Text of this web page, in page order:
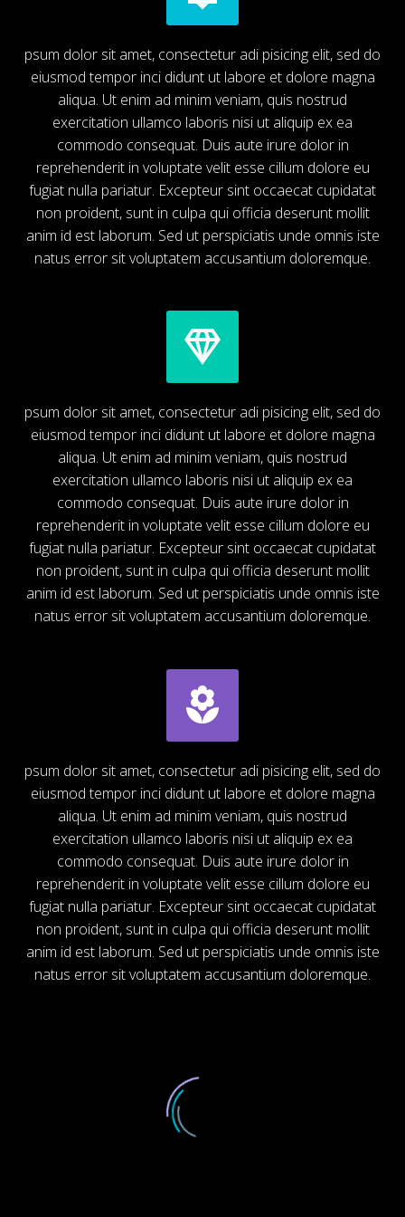
psum dolor sit amet, consectetur adi pisicing elit, sed do
eiusmod tempor inci didunt ut labore et dolore magna
aliqua. Ut enim ad minim veniam, quis nostrud
exercitation ullamco laboris nisi ut aliquip ex ea
commodo consequat. Duis aute irure dolor in
reprehenderit in voluptate velit esse cillum dolore eu
fugiat nulla pariatur. Excepteur sint occaecat cupidatat
non proident, sunt in culpa qui officia deserunt mollit
anim id est laborum. Sed ut perspiciatis unde omnis iste
natus error sit voluptatem accusantium doloremque.


psum dolor sit amet, consectetur adi pisicing elit, sed do
eiusmod tempor inci didunt ut labore et dolore magna
aliqua. Ut enim ad minim veniam, quis nostrud
exercitation ullamco laboris nisi ut aliquip ex ea
commodo consequat. Duis aute irure dolor in
reprehenderit in voluptate velit esse cillum dolore eu
fugiat nulla pariatur. Excepteur sint occaecat cupidatat
non proident, sunt in culpa qui officia deserunt mollit
anim id est laborum. Sed ut perspiciatis unde omnis iste
natus error sit voluptatem accusantium doloremque.


psum dolor sit amet, consectetur adi pisicing elit, sed do
eiusmod tempor inci didunt ut labore et dolore magna
aliqua. Ut enim ad minim veniam, quis nostrud
exercitation ullamco laboris nisi ut aliquip ex ea
commodo consequat. Duis aute irure dolor in
reprehenderit in voluptate velit esse cillum dolore eu
fugiat nulla pariatur. Excepteur sint occaecat cupidatat
non proident, sunt in culpa qui officia deserunt mollit
anim id est laborum. Sed ut perspiciatis unde omnis iste
natus error sit voluptatem accusantium doloremque.